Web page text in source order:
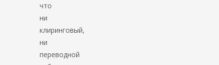
что
ни
клиринговый,
ни
переводной